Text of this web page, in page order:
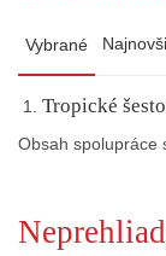
Vybrané
Tropické
Obsah spolupráce